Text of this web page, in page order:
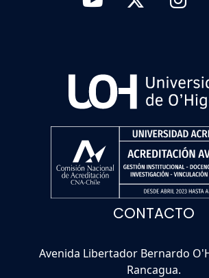
CONTACTO
Avenida Libertador Bernardo
Rancagua.